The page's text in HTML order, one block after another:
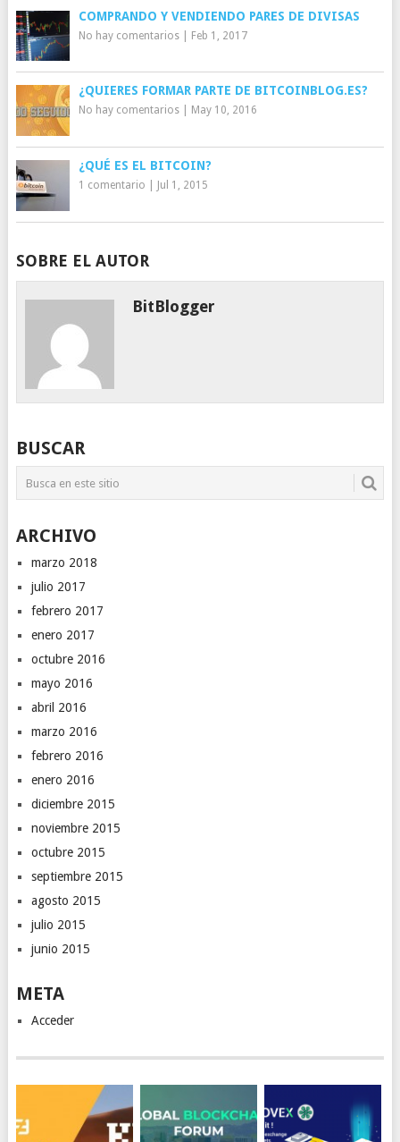
COMPRANDO Y VENDIENDO PARES DE DIVISAS
No hay comentarios| Feb 1, 2017
¿QUIERES FORMAR PARTE DE BITCOINBLOG.ES?
No hay comentarios| May 10, 2016
¿QUÉ ES EL BITCOIN?
1 comentario Jul 1, 2015
SOBRE EL AUTOR
BitBlogger
BUSCAR
ARCHIVO
marzo 2018
julio 2017
febrero 2017
enero 2017
octubre 2016
mayo 2016
abril 2016
marzo 2016
febrero 2016
enero 2016
diciembre 2015
noviembre 2015
octubre 2015
septiembre 2015
agosto 2015
julio 2015
junio 2015
META
Acceder